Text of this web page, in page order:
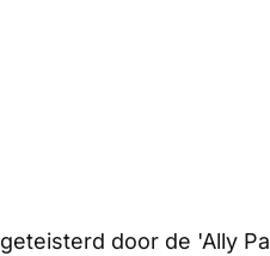
door de 'Ally